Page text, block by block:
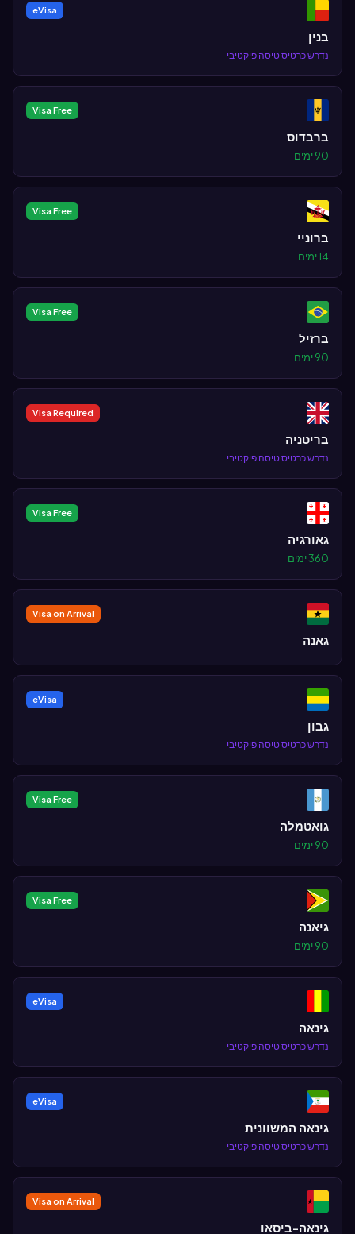
eVisa
בנין
נדרש כרטיס טיסה פיקטיבי
Visa Free
ברבדוס
90 ימים
Visa Free
ברוניי
14 ימים
Visa Free
ברזיל
90 ימים
Visa Required
בריטניה
נדרש כרטיס טיסה פיקטיבי
Visa Free
גאורגיה
360 ימים
Visa on Arrival
גאנה
eVisa
גבון
נדרש כרטיס טיסה פיקטיבי
Visa Free
גואטמלה
90 ימים
Visa Free
גיאנה
90 ימים
eVisa
גינאה
נדרש כרטיס טיסה פיקטיבי
eVisa
גינאה המשוונית
נדרש כרטיס טיסה פיקטיבי
Visa on Arrival
גינאה-ביסאו